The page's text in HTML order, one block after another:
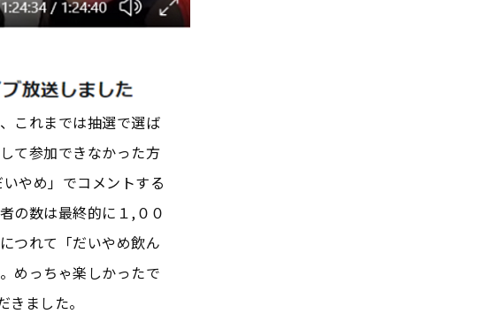
これまでは抽選で選ば
て参加できなかった方
やめ」でコメントする
の数は最終的に１,００
つれて「だいやめ飲ん
めっちゃ楽しかったで
ました。